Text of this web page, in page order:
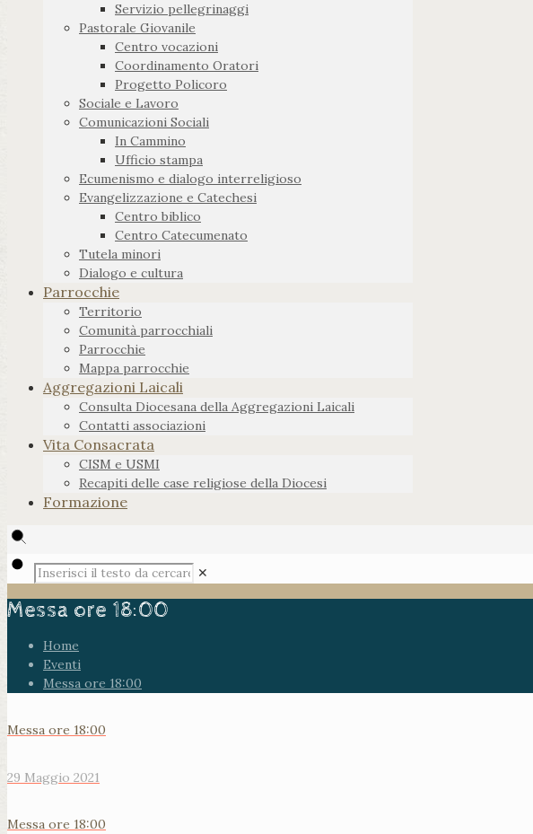
Servizio pellegrinaggi
Pastorale Giovanile
Centro vocazioni
Coordinamento Oratori
Progetto Policoro
Sociale e Lavoro
Comunicazioni Sociali
In Cammino
Ufficio stampa
Ecumenismo e dialogo interreligioso
Evangelizzazione e Catechesi
Centro biblico
Centro Catecumenato
Tutela minori
Dialogo e cultura
Parrocchie
Territorio
Comunità parrocchiali
Parrocchie
Mappa parrocchie
Aggregazioni Laicali
Consulta Diocesana della Aggregazioni Laicali
Contatti associazioni
Vita Consacrata
CISM e USMI
Recapiti delle case religiose della Diocesi
Formazione
✕
Messa ore 18:00
Home
Eventi
Messa ore 18:00
Messa ore 18:00
29 Maggio 2021
Messa ore 18:00